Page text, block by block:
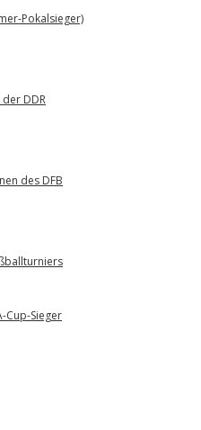
Pokalsieger)
DDR
des DFB
Cup-Sieger